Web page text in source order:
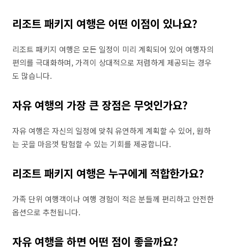
리조트 패키지 여행은 어떤 이점이 있나요?
리조트 패키지 여행은 모든 일정이 미리 계획되어 있어 여행자의
편의를 극대화하며, 가격이 상대적으로 저렴하게 제공되는 경우
도 많습니다.
자유 여행의 가장 큰 장점은 무엇인가요?
자유 여행은 자신의 일정에 맞춰 유연하게 계획할 수 있어, 원하
는 곳을 마음껏 탐험할 수 있는 기회를 제공합니다.
리조트 패키지 여행은 누구에게 적합한가요?
가족 단위 여행객이나 여행 경험이 적은 분들께 편리하고 안전한
옵션으로 추천됩니다.
자유 여행을 하면 어떤 점이 좋을까요?